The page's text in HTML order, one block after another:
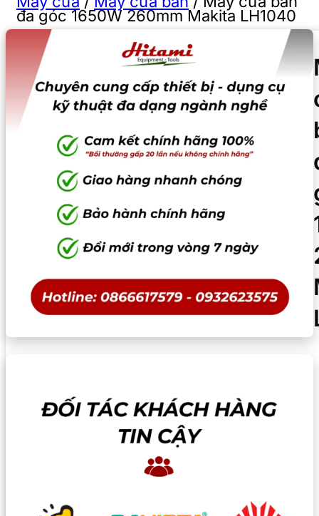
đa góc 1650W 260mm Makita LH1040